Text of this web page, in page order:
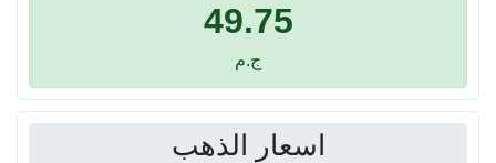
49.75
ج.م
اسعار الذهب